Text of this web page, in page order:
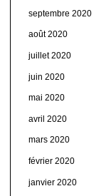
septembre 2020
août 2020
juillet 2020
juin 2020
mai 2020
avril 2020
mars 2020
février 2020
janvier 2020